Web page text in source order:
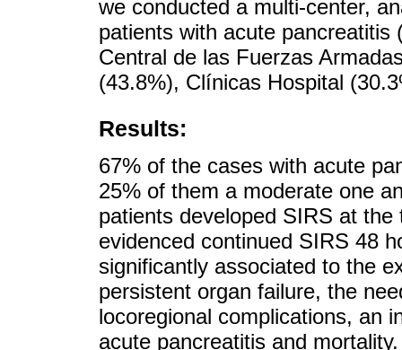
we conducted a multi-center,
patients with acute pancreatitis
Central de las Fuerzas
(43.8%), Clínicas Hospital
Results:
67% of the cases with acute
25% of them a moderate one
patients developed SIRS at
evidenced continued SIRS 48
significantly associated to the
persistent organ failure, the
locoregional complications, an
acute pancreatitis and